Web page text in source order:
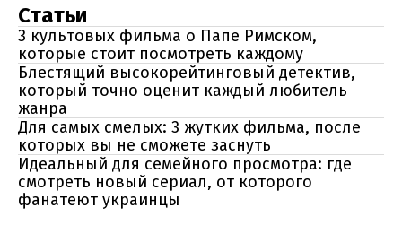
Статьи
3 культовых фильма о Папе Римском,
которые стоит посмотреть каждому
Блестящий высокорейтинговый детектив,
который точно оценит каждый любитель
жанра
Для самых смелых: 3 жутких фильма, после
которых вы не сможете заснуть
Идеальный для семейного просмотра: где
смотреть новый сериал, от которого
фанатеют украинцы